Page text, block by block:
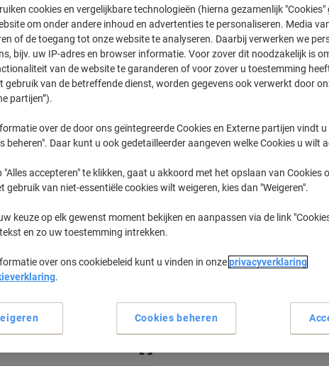
Koop Meer, Bespaar Meer
139,99 € Pak
Vanaf 2 Pakken
169,39 € Incl. btw
Aantal
2+Pakken 139,99 € -
Momenteel op voorraad Levertijd
cookies en vergelijkbare technologieën (hierna gezamenlijk "Cookies"
om onder andere inhoud en advertenties te personaliseren. Media
of de toegang tot onze website te analyseren. Daarbij verwerken we
bijv. uw IP-adres en browser informatie. Voor zover dit noodzakelijk is
van de website te garanderen of voor zover u toestemming
gebruik van de betreffende dienst, worden gegevens ook verwerkt door
partijen”).
over de door ons geïntegreerde Cookies en Externe partijen vindt u
beheren". Daar kunt u ook gedetailleerder aangeven welke Cookies u wilt
"Alles accepteren" te klikken, gaat u akkoord met het opslaan van Cookies
gebruik van niet-essentiële cookies wilt weigeren, kies dan "Weigeren".
keuze op elk gewenst moment bekijken en aanpassen via de link
en zo uw toestemming intrekken.
over ons cookiebeleid kunt u vinden in onzeprivacyverklaring
.
Cookies beheren